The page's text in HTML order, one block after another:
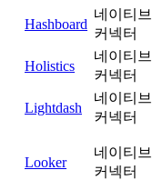
Hashboard
네이티브
커넥터
Holistics
네이티브
커넥터
Lightdash
네이티브
커넥터
Looker
네이티브
커넥터